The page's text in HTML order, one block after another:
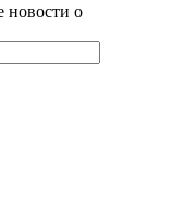
новости о